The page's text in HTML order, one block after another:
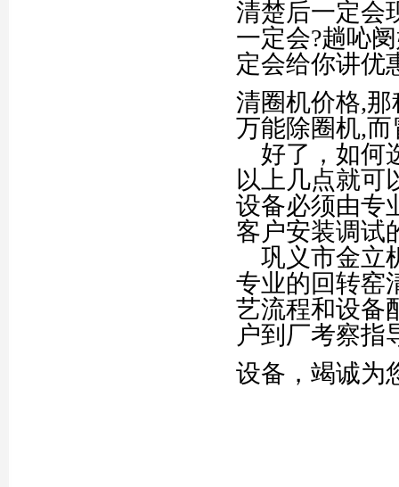
清楚后一定会
一定会?趟吣
定会给你讲优
清圈机价格,
万能除圈机,
好了，如何
以上几点就可
设备必须由专
客户安装调试
巩义市金立
专业的回转窑
艺流程和设备
户到厂考察指
设备，竭诚为